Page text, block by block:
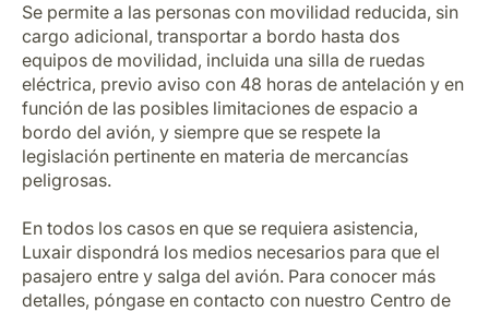
Se permite a las personas con movilidad reducida, sin
cargo adicional, transportar a bordo hasta dos
equipos de movilidad, incluida una silla de ruedas
eléctrica, previo aviso con 48 horas de antelación y en
función de las posibles limitaciones de espacio a
bordo del avión, y siempre que se respete la
legislación pertinente en materia de mercancías
peligrosas.
En todos los casos en que se requiera asistencia,
Luxair dispondrá los medios necesarios para que el
pasajero entre y salga del avión. Para conocer más
detalles, póngase en contacto con nuestro Centro de